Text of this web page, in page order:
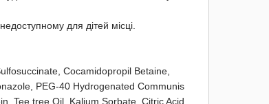
для дітей місці.
Cocamidopropil Betaine,
PEG-40 Hydrogenated Communis
Tee tree Oil, Kalium Sorbate, Citric Acid.